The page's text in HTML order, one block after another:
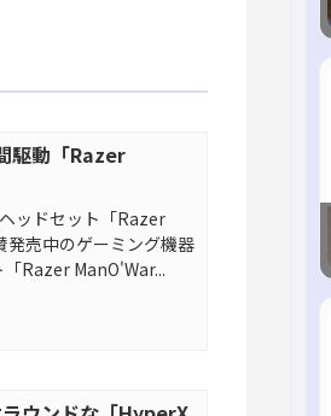
駆動「Razer
ッドセット「Razer
発売中のゲーミング機器
Razer ManO'War...